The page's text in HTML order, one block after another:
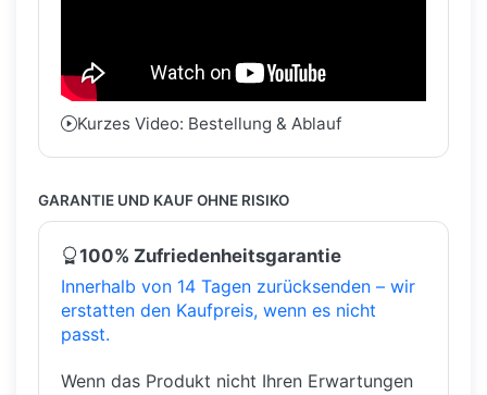
Kurzes Video: Bestellung & Ablauf
GARANTIE UND KAUF OHNE RISIKO
100% Zufriedenheitsgarantie
Innerhalb von 14 Tagen zurücksenden – wir
erstatten den Kaufpreis, wenn es nicht
passt.
Wenn das Produkt nicht Ihren Erwartungen